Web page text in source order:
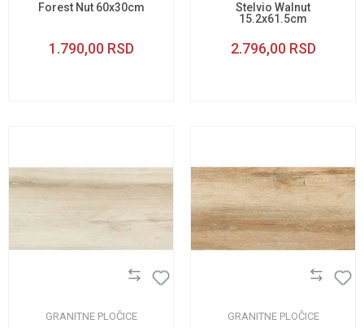
Forest Nut 60x30cm
1.790,00 RSD
Stelvio Walnut
15.2x61.5cm
2.796,00 RSD
GRANITNE PLOČICE GRANITNE PLOČICE